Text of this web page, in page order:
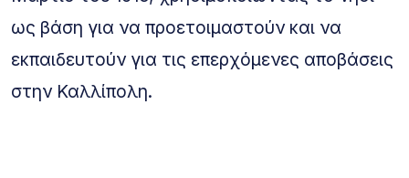
ως βάση για να προετοιμαστούν και να
εκπαιδευτούν για τις επερχόμενες αποβάσεις
στην Καλλίπολη.